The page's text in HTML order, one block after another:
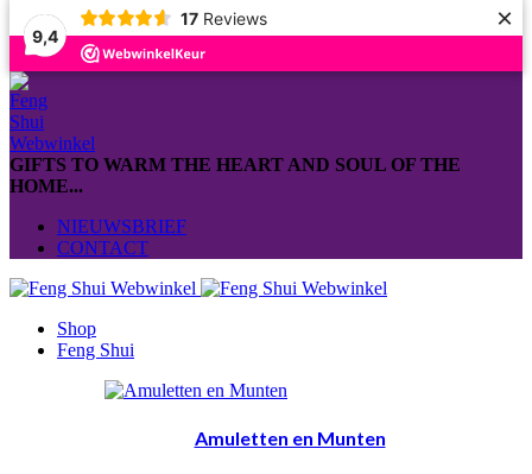
9,4
17 Reviews ×
GIFTS TO WARM THE HEART AND SOUL OF THE
HOME...
NIEUWSBRIEF
CONTACT
Shop
Feng Shui
Amuletten en Munten